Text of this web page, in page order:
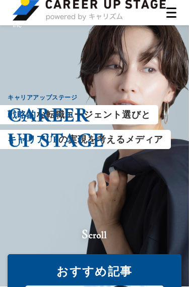
inc
キャリアアップステージ
戦略的な転職エージェント選びと
キャリアUPの実現を考えるメディア
おすすめ記事